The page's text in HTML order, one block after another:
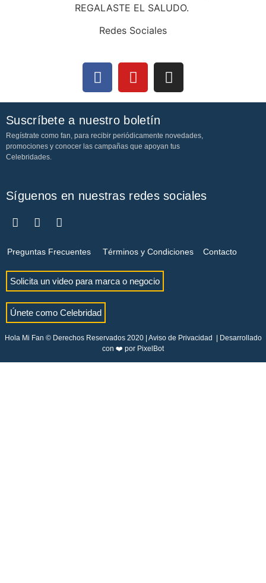
REGALASTE EL SALUDO.
Redes Sociales
Suscríbete a nuestro boletín
Regístrate como fan, para recibir periódicamente novedades,
promociones y conocer las campañas que apoyan tus
Celebridades.
Síguenos en nuestras redes sociales
Preguntas Frecuentes Términos y Condiciones Contacto
Solicita un video para marca o negocio
Únete como Celebridad
Hola Mi Fan © Derechos Reservados 2020 | Aviso de Privacidad
| Desarrollado
con ❤️ por PixelBot